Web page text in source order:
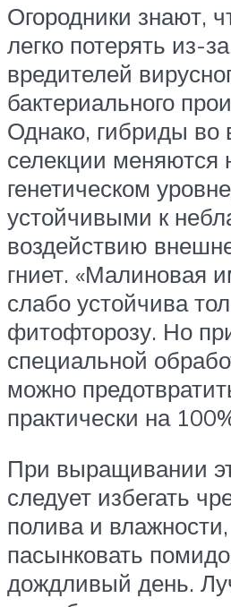
Огородники знают,
легко потерять из-
вредителей
бактериального
Однако, гибриды во
селекции меняются
генетическом
устойчивыми к
воздействию
гниет. «Малиновая
слабо устойчива
фитофторозу. Но
специальной
можно
практически на
При выращивании
следует избегать
полива и
пасынковать
дождливый день.